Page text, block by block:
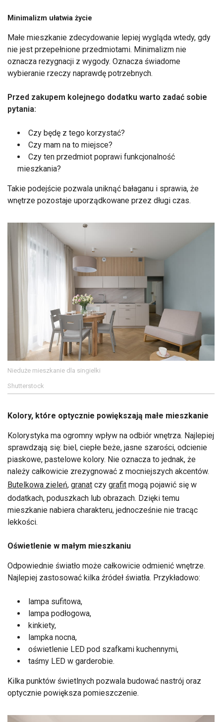
Minimalizm ułatwia życie
Małe mieszkanie zdecydowanie lepiej wygląda wtedy, gdy
nie jest przepełnione przedmiotami. Minimalizm nie
oznacza rezygnacji z wygody. Oznacza świadome
wybieranie rzeczy naprawdę potrzebnych.
Przed zakupem kolejnego dodatku warto zadać sobie
pytania:
Czy będę z tego korzystać?
Czy mam na to miejsce?
Czy ten przedmiot poprawi funkcjonalność
mieszkania?
Takie podejście pozwala uniknąć bałaganu i sprawia, że
wnętrze pozostaje uporządkowane przez długi czas.
Nieduże mieszkanie dla singielki
Shutterstock
Kolory, które optycznie powiększają małe mieszkanie
Kolorystyka ma ogromny wpływ na odbiór wnętrza. Najlepiej
sprawdzają się: biel, ciepłe beże, jasne szarości, odcienie
piaskowe, pastelowe kolory. Nie oznacza to jednak, że
należy całkowicie zrezygnować z mocniejszych akcentów.
Butelkowa zieleń, granat czy grafit mogą pojawić się w
dodatkach, poduszkach lub obrazach. Dzięki temu
mieszkanie nabiera charakteru, jednocześnie nie tracąc
lekkości.
Oświetlenie w małym mieszkaniu
Odpowiednie światło może całkowicie odmienić wnętrze.
Najlepiej zastosować kilka źródeł światła. Przykładowo:
lampa sufitowa,
lampa podłogowa,
kinkiety,
lampka nocna,
oświetlenie LED pod szafkami kuchennymi,
taśmy LED w garderobie.
Kilka punktów świetlnych pozwala budować nastrój oraz
optycznie powiększa pomieszczenie.